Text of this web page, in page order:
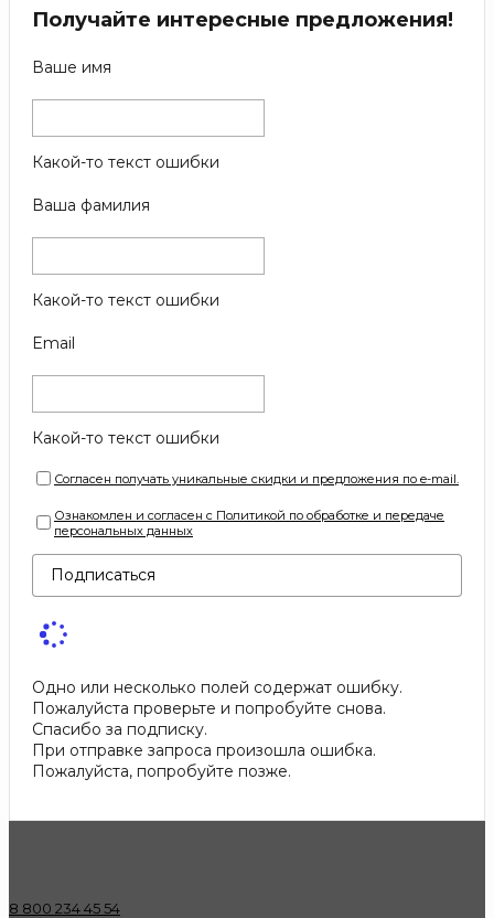
Получайте интересные предложения!
Ваше имя
Какой-то текст ошибки
Ваша фамилия
Какой-то текст ошибки
Email
Какой-то текст ошибки
Согласен получать уникальные скидки и предложения по e-mail.
Ознакомлен и согласен с Политикой по обработке и передаче
персональных данных
Подписаться
Одно или несколько полей содержат ошибку.
Пожалуйста проверьте и попробуйте снова.
Спасибо за подписку.
При отправке запроса произошла ошибка.
Пожалуйста, попробуйте позже.
8 800 234 45 54